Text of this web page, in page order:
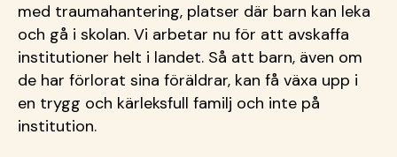
med traumahantering, platser där barn kan leka
och gå i skolan. Vi arbetar nu för att avskaffa
institutioner helt i landet. Så att barn, även om
de har förlorat sina föräldrar, kan få växa upp i
en trygg och kärleksfull familj och inte på
institution.